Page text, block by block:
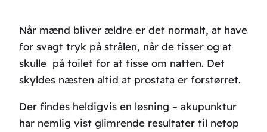
Når mænd bliver ældre er det normalt, at have
for svagt tryk på strålen, når de tisser og at
skulle på toilet for at tisse om natten. Det
skyldes næsten altid at prostata er forstørret.
Der findes heldigvis en løsning – akupunktur
har nemlig vist glimrende resultater til netop